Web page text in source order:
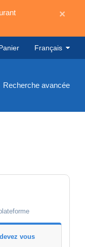
×
Français
Recherche avancée
vous